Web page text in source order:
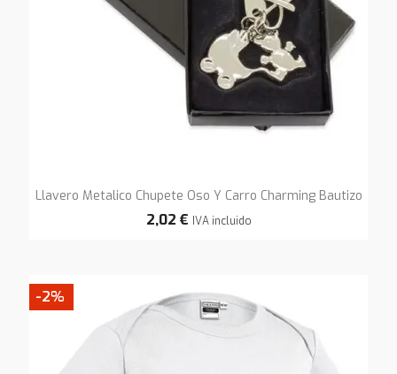
Llavero Metalico Chupete Oso Y Carro Charming Bautizo
2,02 € IVA incluido
-2%